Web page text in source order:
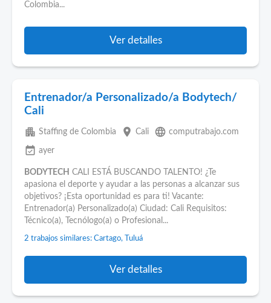
Colombia...
Ver detalles
Entrenador/a Personalizado/a Bodytech/
Cali
apartment Staffing de Colombia place Cali language computrabajo.com
event_available ayer
BODYTECH CALI ESTÁ BUSCANDO TALENTO! ¿Te
apasiona el deporte y ayudar a las personas a alcanzar sus
objetivos? ¡Esta oportunidad es para ti! Vacante:
Entrenador(a) Personalizado(a) Ciudad: Cali Requisitos:
Técnico(a), Tecnólogo(a) o Profesional...
2 trabajos similares: Cartago, Tuluá
Ver detalles